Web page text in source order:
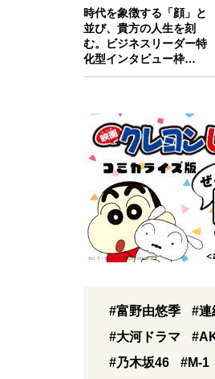
時代を象徴する「顔」と
並び、貴方の人生を刻
む。ビジネスリーダー特
化型インタビュー枠
『Key person』始…
#富野由悠季
#連
#大河ドラマ
#乃木坂46
#M-1